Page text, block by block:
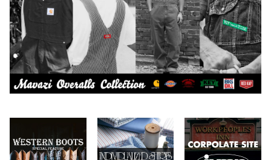
Carhartt
Collonil
CONVERSE
バイク用品
ケア用品
本、写真集
2026.6.29
2026.7.23
2026.6.27